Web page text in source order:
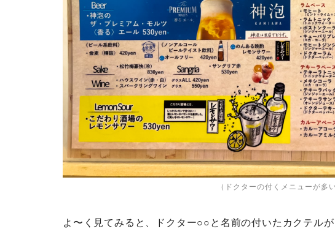
（ドクターの付くメニューが多
よ〜く見てみると、ドクター○○と名前の付いたカクテルが